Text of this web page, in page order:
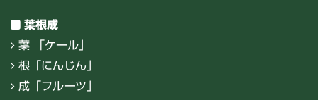
葉根成
葉 「ケール」
根「にんじん」
成「フルーツ」